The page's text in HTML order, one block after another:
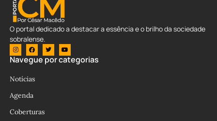
O portal dedicado a destacar a essência e o brilho da sociedade
sobralense.
Navegue por categorias
Notícias
Agenda
Coberturas